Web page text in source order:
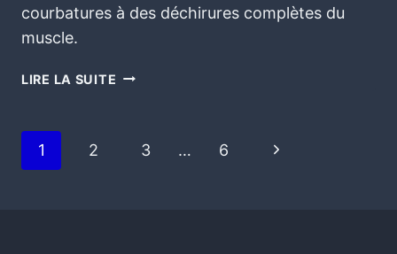
courbatures à des déchirures complètes du
muscle.
LIRE LA SUITE
1 2 3 … 6